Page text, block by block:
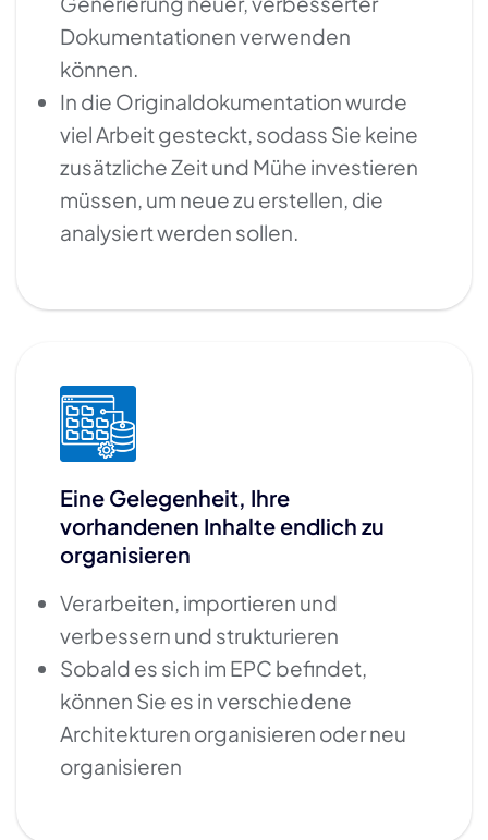
Dokumentationen verwenden
können.
In die Originaldokumentation wurde
viel Arbeit gesteckt, sodass Sie keine
zusätzliche Zeit und Mühe investieren
müssen, um neue zu erstellen, die
analysiert werden sollen.
Eine Gelegenheit, Ihre
vorhandenen Inhalte endlich zu
organisieren
Verarbeiten, importieren und
verbessern und strukturieren
Sobald es sich im EPC befindet,
können Sie es in verschiedene
Architekturen organisieren oder neu
organisieren